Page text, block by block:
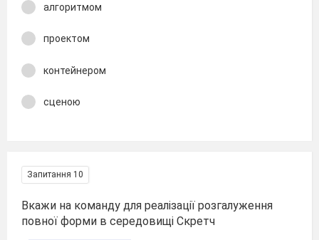
алгоритмом
проектом
контейнером
сценою
Запитання 10
Вкажи на команду для реалізації розгалуження
повної форми в середовищі Скретч